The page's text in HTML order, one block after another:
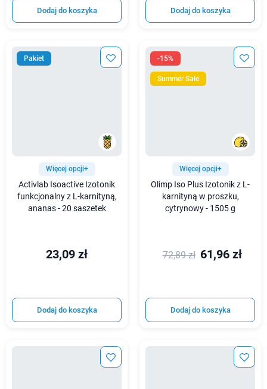
Dodaj do koszyka Dodaj do koszyka
Pakiet
Więcej opcji+
Activlab Isoactive Izotonik
funkcjonalny z L-karnityną,
ananas - 20 saszetek
23,09 zł
Dodaj do koszyka
-15%
Summer Sale
Więcej opcji+
Olimp Iso Plus Izotonik z L-
karnityną w proszku,
cytrynowy - 1505 g
72,89 zł 61,96 zł
Dodaj do koszyka